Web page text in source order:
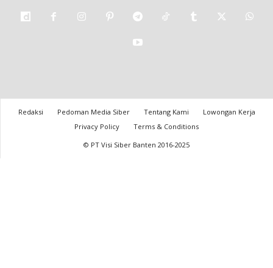
Redaksi Pedoman Media Siber Tentang Kami
Lowongan Kerja
Privacy Policy
Terms & Conditions
© PT Visi Siber Banten 2016-2025